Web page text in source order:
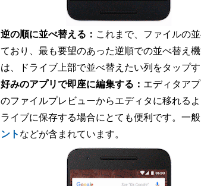
逆の順に並べ替える： これまで、ファイルの
ており、最も要望のあった逆順での並べ替え
は、ドライブ上部で並べ替えたい列をタップす
好みのアプリで即座に編集する： エディタア
のファイルプレビューからエディタに移れる
ライブに保存する場合にとても便利です。一
ント などが含まれています。